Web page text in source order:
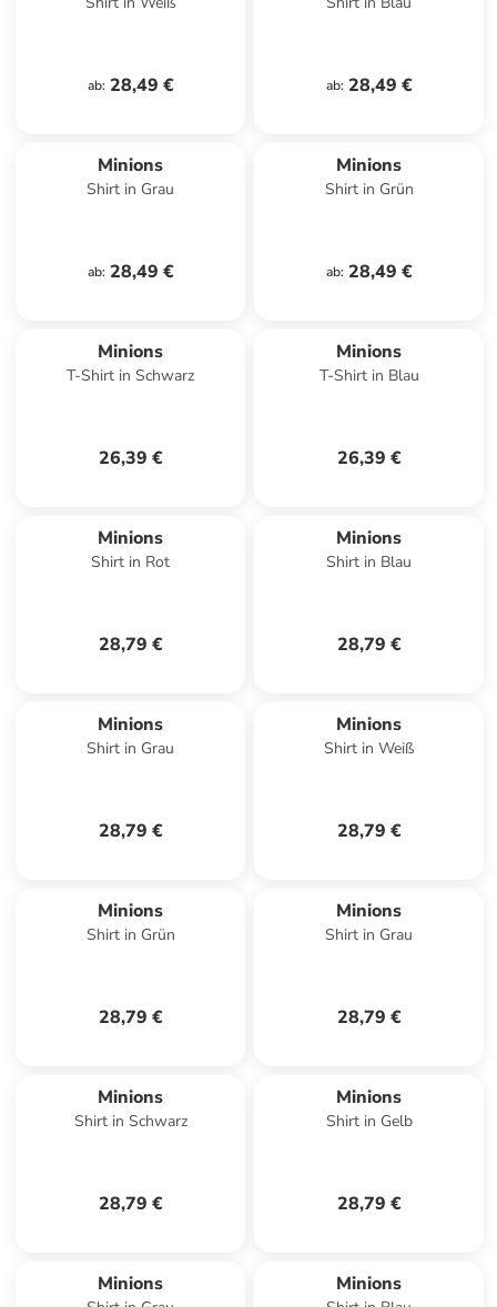
ab: 28,49 € ab: 28,49 €
Minions
Shirt in Grau
ab: 28,49 €
Minions
Shirt in Grün
ab: 28,49 €
Minions
T-Shirt in Schwarz
26,39 €
Minions
T-Shirt in Blau
26,39 €
Minions
Shirt in Rot
28,79 €
Minions
Shirt in Blau
28,79 €
Minions
Shirt in Grau
28,79 €
Minions
Shirt in Weiß
28,79 €
Minions
Shirt in Grün
28,79 €
Minions
Shirt in Grau
28,79 €
Minions
Shirt in Schwarz
28,79 €
Minions
Shirt in Gelb
28,79 €
Minions Minions